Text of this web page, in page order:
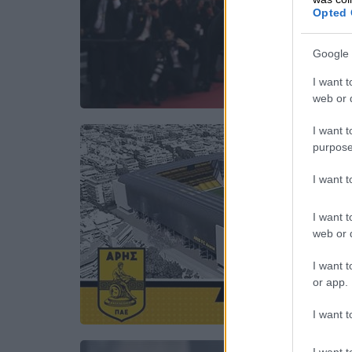
Opted
Google
I want
web or
I want
I want
I want
web or
I want
or app.
I want